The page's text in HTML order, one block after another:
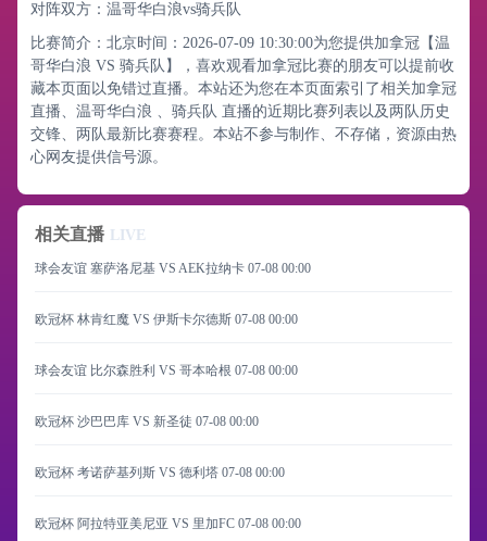
对阵双方：温哥华白浪vs骑兵队
比赛简介：北京时间：2026-07-09 10:30:00为您提供加拿冠【温
哥华白浪 VS 骑兵队】，喜欢观看加拿冠比赛的朋友可以提前收
藏本页面以免错过直播。本站还为您在本页面索引了相关加拿冠
直播、温哥华白浪 、骑兵队 直播的近期比赛列表以及两队历史
交锋、两队最新比赛赛程。本站不参与制作、不存储，资源由热
心网友提供信号源。
相关直播 LIVE
球会友谊 塞萨洛尼基 VS AEK拉纳卡 07-08 00:00
欧冠杯 林肯红魔 VS 伊斯卡尔德斯 07-08 00:00
球会友谊 比尔森胜利 VS 哥本哈根 07-08 00:00
欧冠杯 沙巴巴库 VS 新圣徒 07-08 00:00
欧冠杯 考诺萨基列斯 VS 德利塔 07-08 00:00
欧冠杯 阿拉特亚美尼亚 VS 里加FC 07-08 00:00